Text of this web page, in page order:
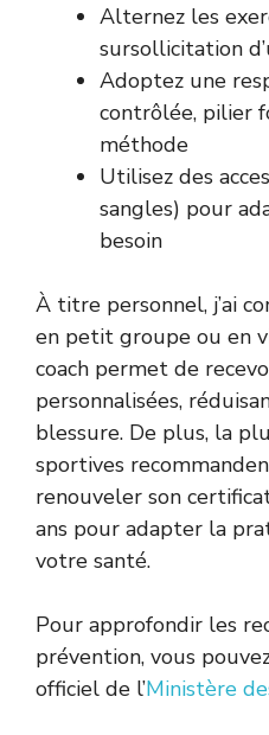
Alternez les
sursollicitation
Adoptez une
contrôlée, pilier
méthode
Utilisez des
sangles) pour
besoin
À titre personnel, j’ai
en petit groupe ou en
coach permet de
personnalisées,
blessure. De plus, la
sportives
renouveler son
ans pour adapter la
votre santé.
Pour approfondir les
prévention, vous
officiel de l’Ministère